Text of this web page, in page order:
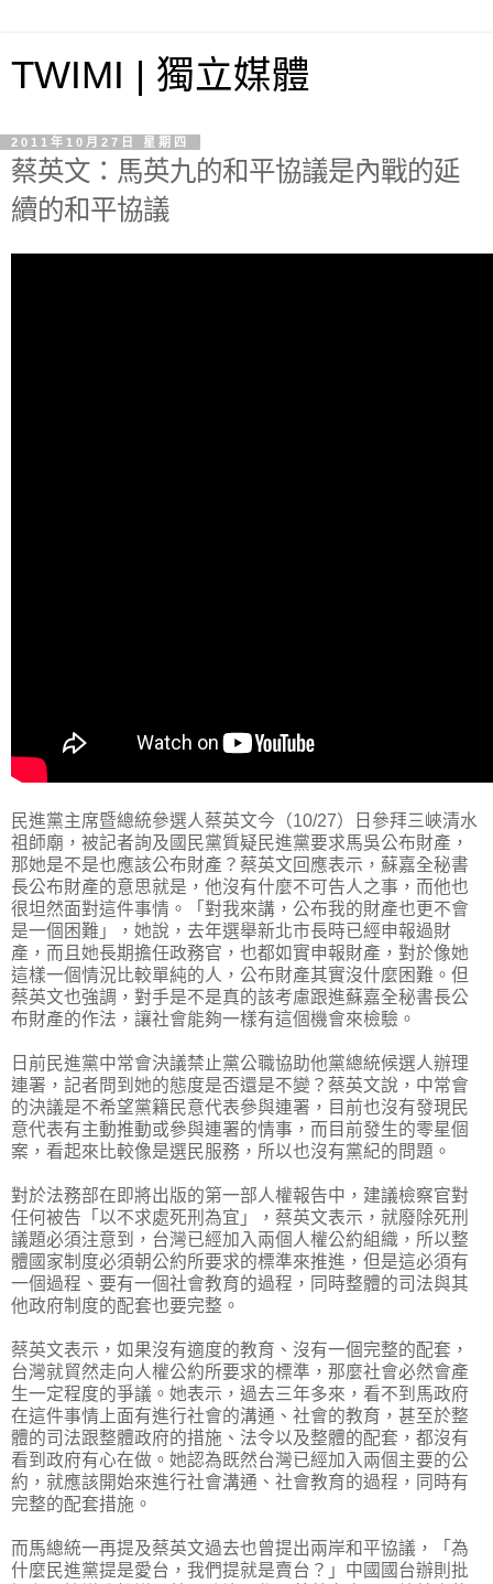
TWIMI | 獨立媒體
2011年10月27日 星期四
蔡英文：馬英九的和平協議是內戰的延
續的和平協議
民進黨主席暨總統參選人蔡英文今（10/27）日參拜三峽清水
祖師廟，被記者詢及國民黨質疑民進黨要求馬吳公布財產，
那她是不是也應該公布財產？蔡英文回應表示，蘇嘉全秘書
長公布財產的意思就是，他沒有什麼不可告人之事，而他也
很坦然面對這件事情。「對我來講，公布我的財產也更不會
是一個困難」，她說，去年選舉新北市長時已經申報過財
產，而且她長期擔任政務官，也都如實申報財產，對於像她
這樣一個情況比較單純的人，公布財產其實沒什麼困難。但
蔡英文也強調，對手是不是真的該考慮跟進蘇嘉全秘書長公
布財產的作法，讓社會能夠一樣有這個機會來檢驗。
日前民進黨中常會決議禁止黨公職協助他黨總統候選人辦理
連署，記者問到她的態度是否還是不變？蔡英文說，中常會
的決議是不希望黨籍民意代表參與連署，目前也沒有發現民
意代表有主動推動或參與連署的情事，而目前發生的零星個
案，看起來比較像是選民服務，所以也沒有黨紀的問題。
對於法務部在即將出版的第一部人權報告中，建議檢察官對
任何被告「以不求處死刑為宜」，蔡英文表示，就廢除死刑
議題必須注意到，台灣已經加入兩個人權公約組織，所以整
體國家制度必須朝公約所要求的標準來推進，但是這必須有
一個過程、要有一個社會教育的過程，同時整體的司法與其
他政府制度的配套也要完整。
蔡英文表示，如果沒有適度的教育、沒有一個完整的配套，
台灣就貿然走向人權公約所要求的標準，那麼社會必然會產
生一定程度的爭議。她表示，過去三年多來，看不到馬政府
在這件事情上面有進行社會的溝通、社會的教育，甚至於整
體的司法跟整體政府的措施、法令以及整體的配套，都沒有
看到政府有心在做。她認為既然台灣已經加入兩個主要的公
約，就應該開始來進行社會溝通、社會教育的過程，同時有
完整的配套措施。
而馬總統一再提及蔡英文過去也曾提出兩岸和平協議，「為
什麼民進黨提是愛台，我們提就是賣台？」中國國台辦則批